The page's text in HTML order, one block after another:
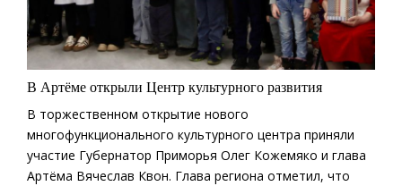
В Артёме открыли Центр культурного развития
В торжественном открытие нового
многофункционального культурного центра приняли
участие Губернатор Приморья Олег Кожемяко и глава
Артёма Вячеслав Квон. Глава региона отметил, что